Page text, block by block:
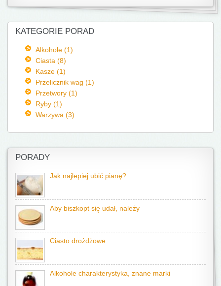
KATEGORIE PORAD
Alkohole (1)
Ciasta (8)
Kasze (1)
Przelicznik wag (1)
Przetwory (1)
Ryby (1)
Warzywa (3)
PORADY
Jak najlepiej ubić pianę?
Aby biszkopt się udał, należy
Ciasto drożdżowe
Alkohole charakterystyka, znane marki